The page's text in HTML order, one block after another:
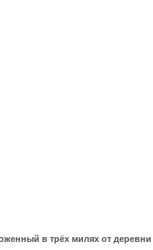
в трёх милях от